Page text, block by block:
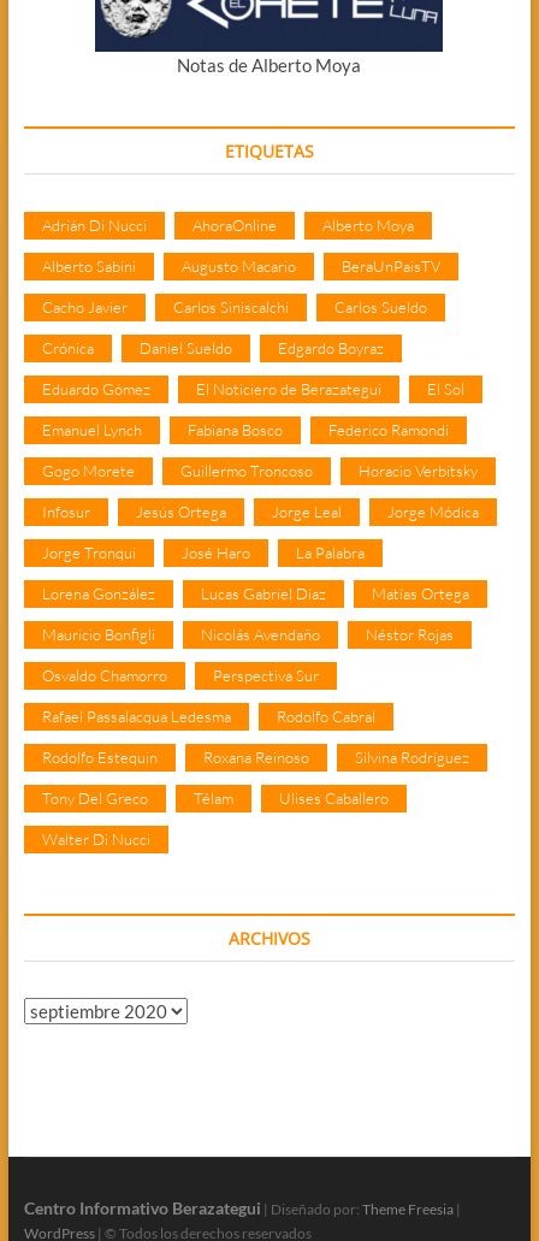
Notas de Alberto Moya
ETIQUETAS
Adrián Di Nucci AhoraOnline Alberto Moya
Alberto Sabini Augusto Macario BeraUnPaisTV
Cacho Javier Carlos Siniscalchi Carlos Sueldo
Crónica Daniel Sueldo Edgardo Boyraz
Eduardo Gómez El Noticiero de Berazategui El Sol
Emanuel Lynch Fabiana Bosco Federico Ramondi
Gogo Morete Guillermo Troncoso Horacio Verbitsky
Infosur Jesús Ortega Jorge Leal Jorge Módica
Jorge Tronqui José Haro La Palabra
Lorena González Lucas Gabriel Díaz Matías Ortega
Mauricio Bonfigli Nicolás Avendaño Néstor Rojas
Osvaldo Chamorro Perspectiva Sur
Rafael Passalacqua Ledesma Rodolfo Cabral
Rodolfo Estequin Roxana Reinoso Silvina Rodríguez
Tony Del Greco Télam Ulises Caballero
Walter Di Nucci
ARCHIVOS
Archivos
Centro Informativo Berazategui | Diseñado por: Theme Freesia|
WordPress| © Todos los derechos reservados